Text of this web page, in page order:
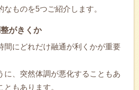
ものを5つご紹介します。
がきくか
間にどれだけ融通が利くかが重要
に、突然体調が悪化することもあ
もあります。